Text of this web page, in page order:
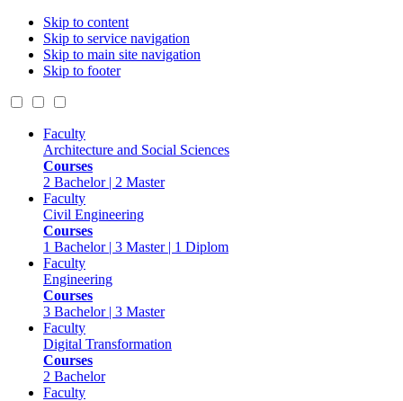
Skip to content
Skip to service navigation
Skip to main site navigation
Skip to footer
Faculty
Architecture and Social Sciences
Courses
2 Bachelor | 2 Master
Faculty
Civil Engineering
Courses
1 Bachelor | 3 Master | 1 Diplom
Faculty
Engineering
Courses
3 Bachelor | 3 Master
Faculty
Digital Transformation
Courses
2 Bachelor
Faculty